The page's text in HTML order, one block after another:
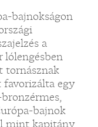
bajnokságon
a
lólengésben
tornásznak
favorizálta egy
bajnok
mint kapitány